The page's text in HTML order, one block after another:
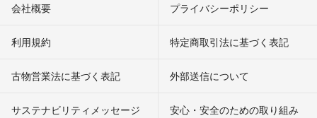
会社概要 プライバシーポリシー
利用規約 特定商取引法に基づく表記
古物営業法に基づく表記 外部送信について
サステナビリティメッセージ 安心・安全のための取り組み